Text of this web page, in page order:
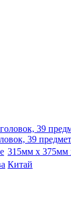
39
315мм x 375мм
Китай